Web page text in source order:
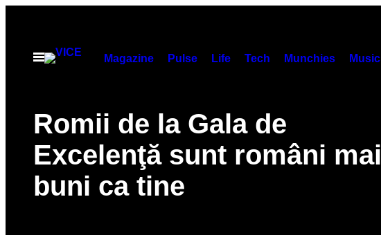
contentOpen
Magazine Pulse Life Tech Munchies Music
Romii de la Gala de
Excelenţă sunt români mai
buni ca tine